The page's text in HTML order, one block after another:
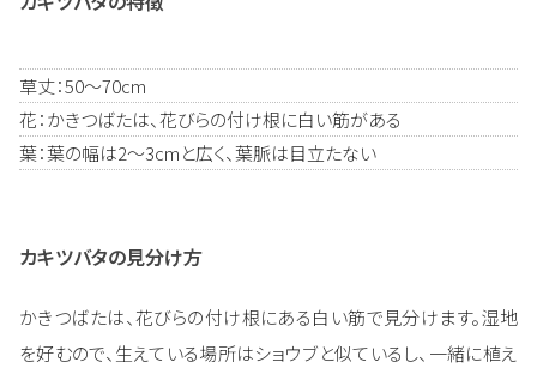
草丈：50～70cm
花：かきつばたは、花びらの付け根に白い筋がある
葉：葉の幅は2～3cmと広く、葉脈は目立たない
カキツバタの見分け方
かきつばたは、花びらの付け根にある白い筋で見分けます。湿地
を好むので、生えている場所はショウブと似ているし、一緒に植え